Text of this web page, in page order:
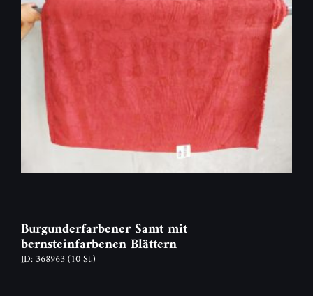
Burgunderfarbener Samt mit
bernsteinfarbenen Blättern
ID: 368963(10 St.)